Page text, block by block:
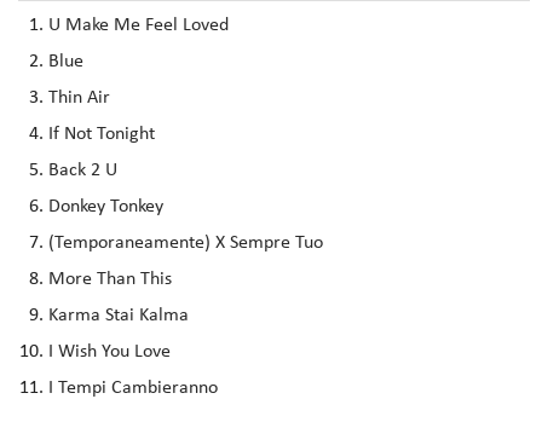
U Make Me Feel Loved
Blue
Thin Air
If Not Tonight
Back 2 U
Donkey Tonkey
(Temporaneamente) X Sempre Tuo
More Than This
Karma Stai Kalma
I Wish You Love
I Tempi Cambieranno